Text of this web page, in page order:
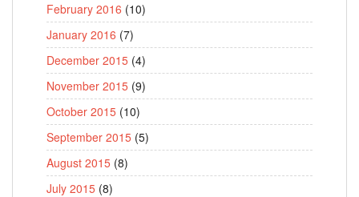
February 2016 (10)
January 2016 (7)
December 2015 (4)
November 2015 (9)
October 2015 (10)
September 2015 (5)
August 2015 (8)
July 2015 (8)